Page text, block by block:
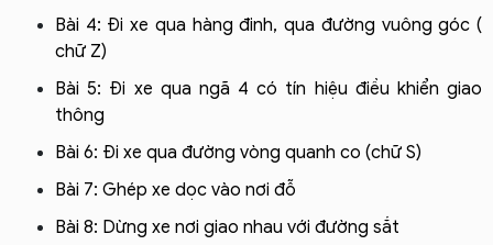
Bài 4: Đi xe qua hàng đinh, qua đường vuông góc (
chữ Z)
Bài 5: Đi xe qua ngã 4 có tín hiệu điều khiển giao
thông
Bài 6: Đi xe qua đường vòng quanh co (chữ S)
Bài 7: Ghép xe dọc vào nơi đỗ
Bài 8: Dừng xe nơi giao nhau với đường sắt